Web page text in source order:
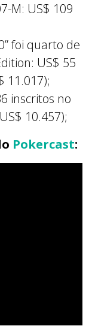
M: US$ 109
foi quarto de
US$ 55
11.017);
inscritos no
10.457);
Pokercast: